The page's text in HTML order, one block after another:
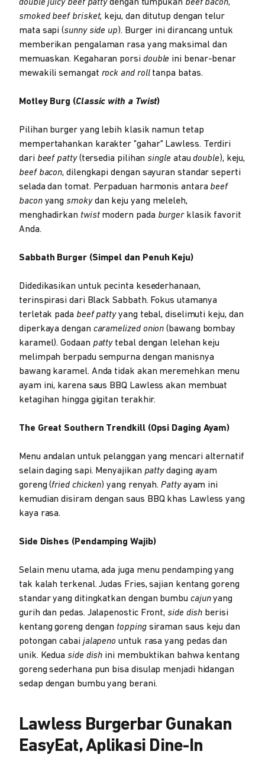
double juicy beef pattydengan tumpukan beef bacon,
smoked beef brisket, keju, dan ditutup dengan telur
mata sapi (sunny side up). Burger ini dirancang untuk
memberikan pengalaman rasa yang maksimal dan
memuaskan. Kegaharan porsi double ini benar-benar
mewakili semangat rock and rolltanpa batas.
Motley Burg (Classic with a Twist)
Pilihan burger yang lebih klasik namun tetap
mempertahankan karakter "gahar" Lawless. Terdiri
dari beef patty(tersedia pilihan single ataudouble), keju,
beef bacon, dilengkapi dengan sayuran standar seperti
selada dan tomat. Perpaduan harmonis antara beef
baconyang smokydan keju yang meleleh,
menghadirkan twistmodern pada burgerklasik favorit
Anda.
Sabbath Burger (Simpel dan Penuh Keju)
Didedikasikan untuk pecinta kesederhanaan,
terinspirasi dari Black Sabbath. Fokus utamanya
terletak pada beef pattyyang tebal, diselimuti keju, dan
diperkaya dengan caramelized onion (bawang bombay
karamel). Godaan pattytebal dengan lelehan keju
melimpah berpadu sempurna dengan manisnya
bawang karamel. Anda tidak akan meremehkan menu
ayam ini, karena saus BBQ Lawless akan membuat
ketagihan hingga gigitan terakhir.
The Great Southern Trendkill (Opsi Daging Ayam)
Menu andalan untuk pelanggan yang mencari alternatif
selain daging sapi. Menyajikan pattydaging ayam
goreng (fried chicken) yang renyah.Pattyayam ini
kemudian disiram dengan saus BBQ khas Lawless yang
kaya rasa.
Side Dishes (Pendamping Wajib)
Selain menu utama, ada juga menu pendamping yang
tak kalah terkenal. Judas Fries, sajian kentang goreng
standar yang ditingkatkan dengan bumbu cajunyang
gurih dan pedas. Jalapenostic Front, side dish berisi
kentang goreng dengan toppingsiraman saus keju dan
potongan cabai jalapeno untuk rasa yang pedas dan
unik. Kedua side dish ini membuktikan bahwa kentang
goreng sederhana pun bisa disulap menjadi hidangan
sedap dengan bumbu yang berani.
Lawless Burgerbar Gunakan
EasyEat, Aplikasi Dine-In